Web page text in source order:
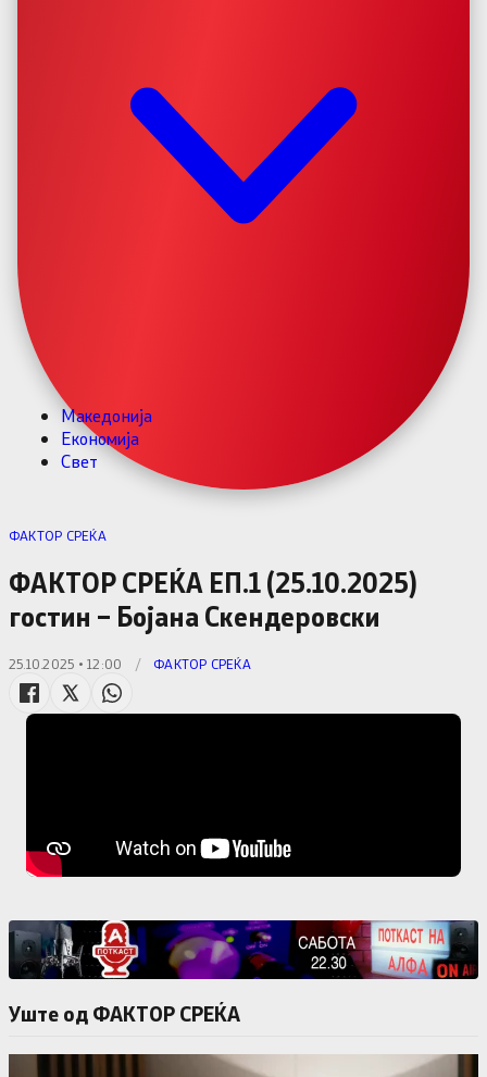
Македонија
Економија
Свет
ФАКТОР СРЕЌА
ФАКТОР СРЕЌА ЕП.1 (25.10.2025)
гостин – Бојана Скендеровски
25.10.2025 • 12:00 / ФАКТОР СРЕЌА
Уште од ФАКТОР СРЕЌА